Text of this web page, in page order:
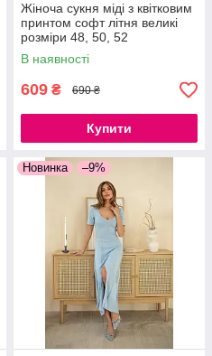
Жіноча сукня міді з квітковим
принтом софт літня великі
розміри 48, 50, 52
В наявності
609 ₴ 690 ₴
Купити
Новинка –9%